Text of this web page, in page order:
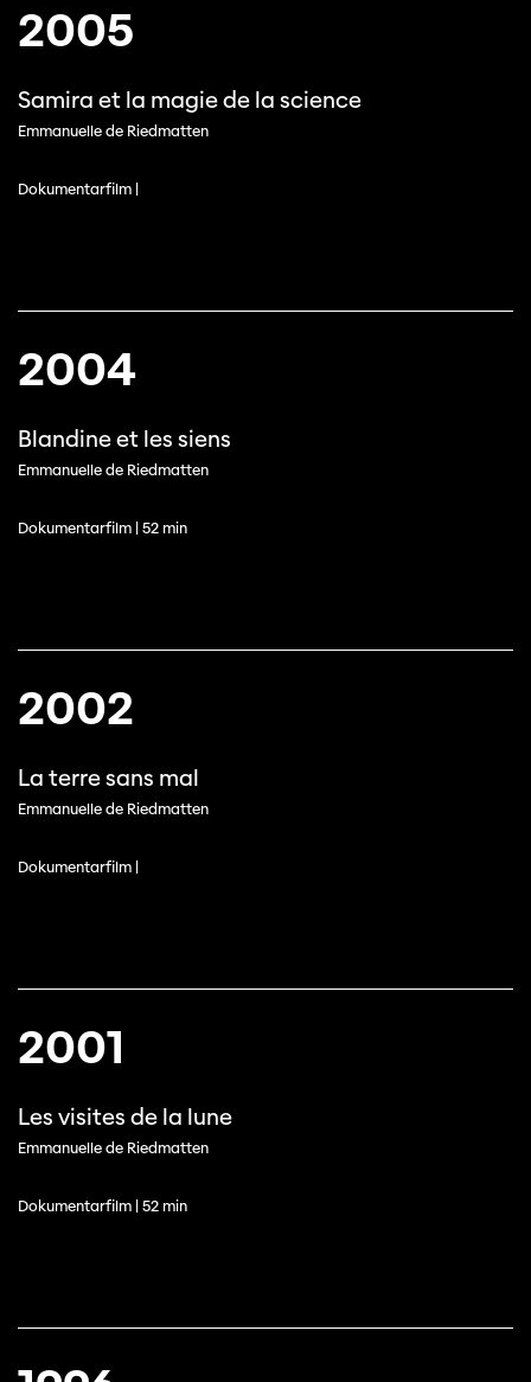
Cette page ne s'affiche pas de manière
optimale avec Internet Explorer. Veuillez
2005
Samira et la magie de la science
Emmanuelle de Riedmatten
Dokumentarfilm |
2004
Blandine et les siens
Emmanuelle de Riedmatten
Dokumentarfilm | 52 min
2002
La terre sans mal
Emmanuelle de Riedmatten
Dokumentarfilm |
2001
Les visites de la lune
Emmanuelle de Riedmatten
Dokumentarfilm | 52 min